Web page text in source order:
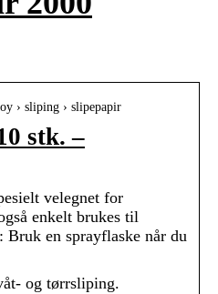
› sliping › slipepapir
stk. –
velegnet for
enkelt brukes til
en sprayflaske når du
og tørrsliping.